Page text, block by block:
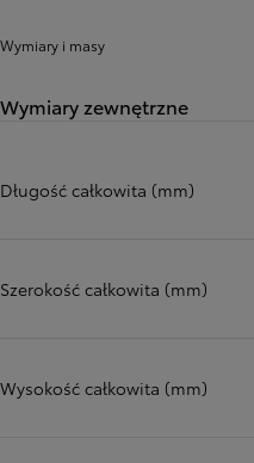
Wymiary i masy
Wymiary zewnętrzne
Długość całkowita (mm)
Szerokość całkowita (mm)
Wysokość całkowita (mm)